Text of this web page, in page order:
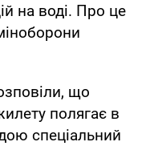
на воді. Про це
що
полягає в
спеціальний